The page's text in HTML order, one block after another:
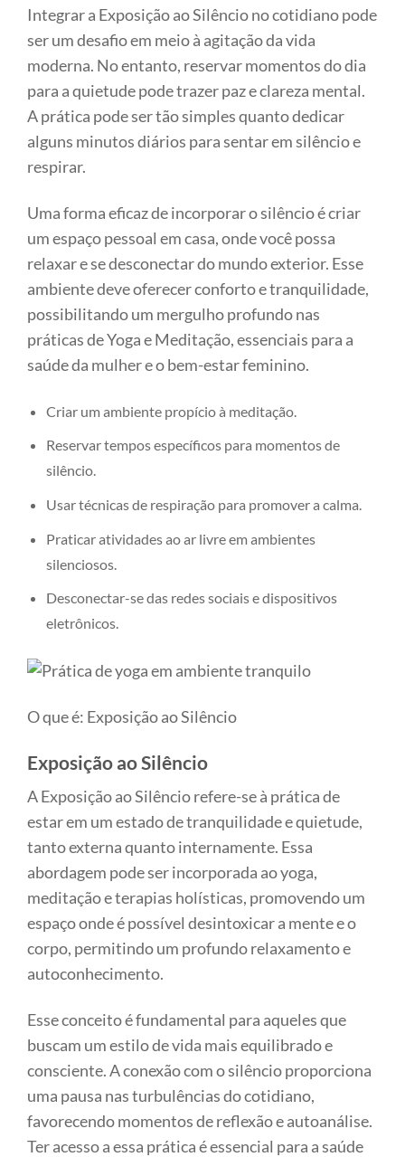
Integrar a Exposição ao Silêncio no cotidiano pode
ser um desafio em meio à agitação da vida
moderna. No entanto, reservar momentos do dia
para a quietude pode trazer paz e clareza mental.
A prática pode ser tão simples quanto dedicar
alguns minutos diários para sentar em silêncio e
respirar.
Uma forma eficaz de incorporar o silêncio é criar
um espaço pessoal em casa, onde você possa
relaxar e se desconectar do mundo exterior. Esse
ambiente deve oferecer conforto e tranquilidade,
possibilitando um mergulho profundo nas
práticas de Yoga e Meditação, essenciais para a
saúde da mulher e o bem-estar feminino.
Criar um ambiente propício à meditação.
Reservar tempos específicos para momentos de
silêncio.
Usar técnicas de respiração para promover a calma.
Praticar atividades ao ar livre em ambientes
silenciosos.
Desconectar-se das redes sociais e dispositivos
eletrônicos.
O que é: Exposição ao Silêncio
Exposição ao Silêncio
A Exposição ao Silêncio refere-se à prática de
estar em um estado de tranquilidade e quietude,
tanto externa quanto internamente. Essa
abordagem pode ser incorporada ao yoga,
meditação e terapias holísticas, promovendo um
espaço onde é possível desintoxicar a mente e o
corpo, permitindo um profundo relaxamento e
autoconhecimento.
Esse conceito é fundamental para aqueles que
buscam um estilo de vida mais equilibrado e
consciente. A conexão com o silêncio proporciona
uma pausa nas turbulências do cotidiano,
favorecendo momentos de reflexão e autoanálise.
Ter acesso a essa prática é essencial para a saúde